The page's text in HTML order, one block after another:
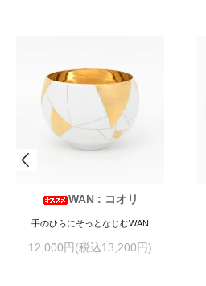
WAN : コオリ
手のひらにそっとなじむWAN
12,000円(税込13,200円)